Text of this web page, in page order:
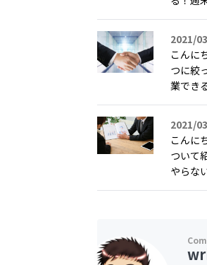
2021/
こんに
つに絞
業でき
2021/
こんに
ついて
やらな